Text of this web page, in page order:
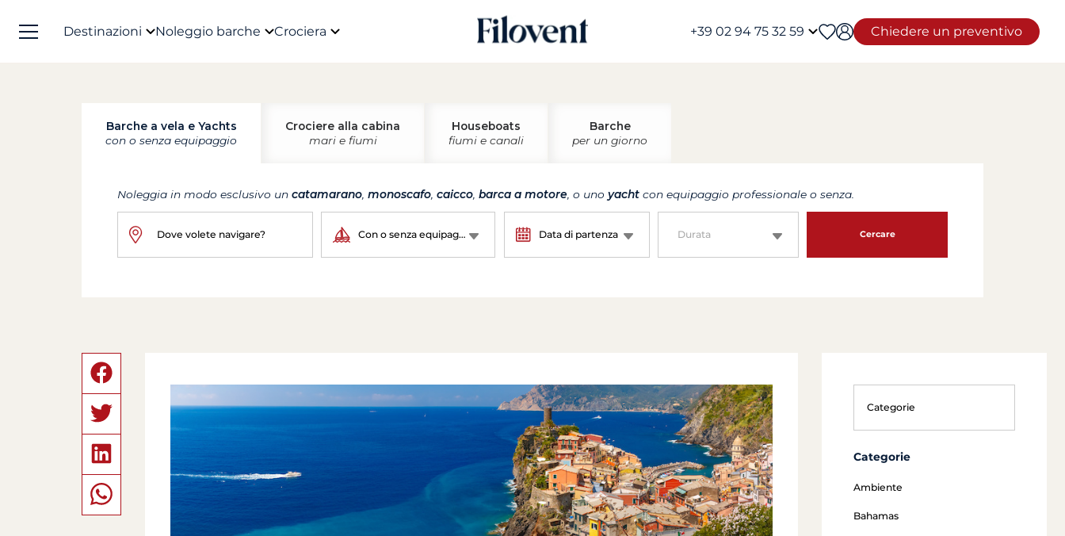
Destinazioni Noleggio barche Crociera +39 02 94 75 32 59 Chiedere un preventivo
Barche a vela e Yachts
con o senza equipaggio
Crociere alla cabina
mari e fiumi
Houseboats
fiumi e canali
Barche
per un giorno
Noleggia in modo esclusivo un catamarano monoscafo caicco barca a motore , o uno yacht con equipaggio professionale o senza.
Con o senza equipaggio? Data di partenza Durata Cercare
Categorie
Ambiente
Bahamas